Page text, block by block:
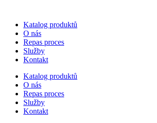
Katalog produktů
O nás
Repas proces
Služby
Kontakt
Katalog produktů
O nás
Repas proces
Služby
Kontakt